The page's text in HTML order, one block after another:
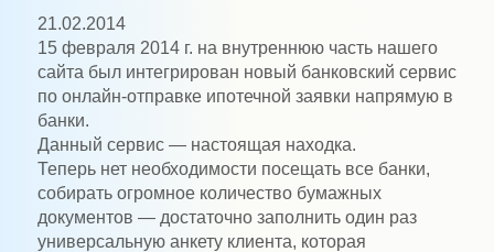
21.02.2014
15 февраля 2014 г. на внутреннюю часть нашего
сайта был интегрирован новый банковский сервис
по онлайн-отправке ипотечной заявки напрямую в
банки.
Данный сервис — настоящая находка.
Теперь нет необходимости посещать все банки,
собирать огромное количество бумажных
документов — достаточно заполнить один раз
универсальную анкету клиента, которая